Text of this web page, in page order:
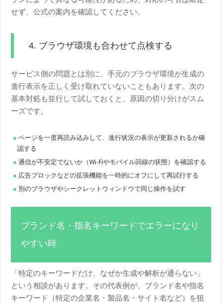
せず、公式の案内を確認してください。
4. ブラウザ環境も合わせて点検する
サービス側の問題とは別に、手元のブラウザ環境が生成の
進行表示を正しく受け取れていないこともあります。次の
基本対処も並行して試しておくと、原因の切り分けがスム
ーズです。
ページを一度再読み込みして、進行状況の表示が更新されるか確
認する
通信が不安定でないか（Wi-Fiやモバイル回線の状態）を確認する
広告ブロックなどの拡張機能を一時的にオフにして再試行する
別のブラウザやシークレットウィンドウで同じ操作を試す
ブランド名・指名キーワードでエラーになり
やすい時
「特定のキーワードだけ、なぜか生成や解析が通らない」
という相談があります。その代表例が、ブランド名や指名
キーワード（特定の企業名・製品名・サイト名など）を狙